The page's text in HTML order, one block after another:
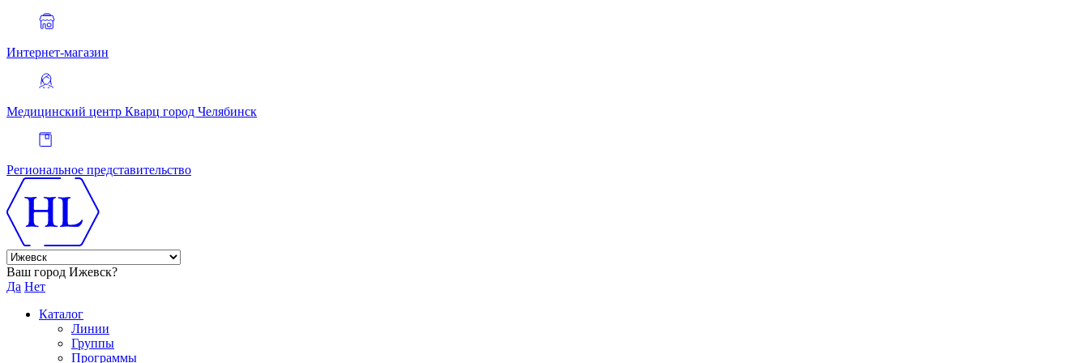
Интернет-магазин
Медицинский центр Кварц город Челябинск
Региональное представительство
Ваш город Ижевск?
Да Нет
Каталог
Линии
Группы
Программы